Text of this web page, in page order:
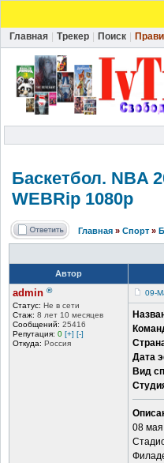
Главная Трекер Поиск
Баскетбол. NBA
WEBRip 1080p
Главная » Спорт »
Автор
admin ®
Статус: Не в сети
Стаж: 8 лет 10 месяцев
Сообщений: 25416
Репутация: 0 [+] [-]
Откуда: Россия
09-
Дата
Вид
08